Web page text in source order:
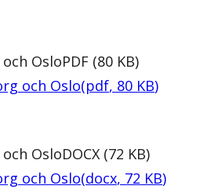
OsloPDF (80 KB)
och Oslo(pdf, 80 KB)
OsloDOCX (72 KB)
och Oslo(docx, 72 KB)